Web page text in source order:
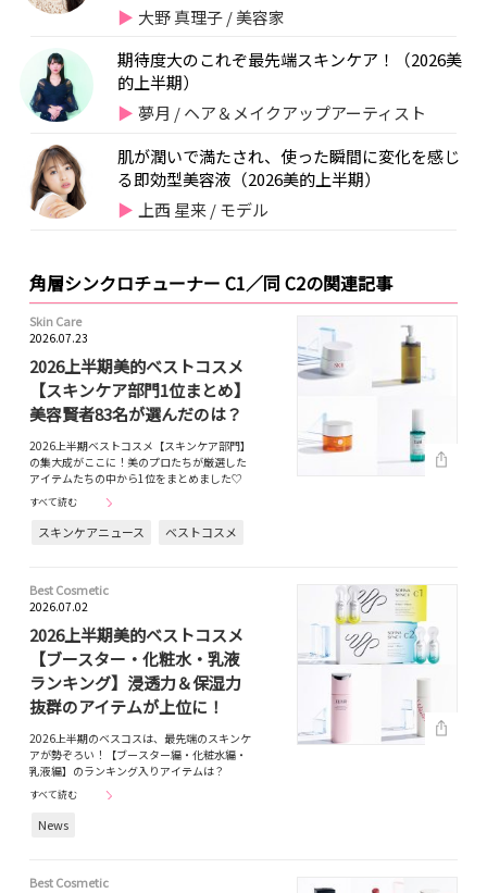
大野 真理子 / 美容家
期待度大のこれぞ最先端スキンケア！（2026美
的上半期）
夢月 / ヘア＆メイクアップアーティスト
肌が潤いで満たされ、使った瞬間に変化を感じ
る即効型美容液（2026美的上半期）
上西 星来 / モデル
角層シンクロチューナー C1／同 C2の関連記事
Skin Care
2026.07.23
2026上半期美的ベストコスメ
【スキンケア部門1位まとめ】
美容賢者83名が選んだのは？
2026上半期ベストコスメ【スキンケア部門】
の集大成がここに！美のプロたちが厳選した
アイテムたちの中から1位をまとめました♡
すべて読む
スキンケアニュース ベストコスメ
Best Cosmetic
2026.07.02
2026上半期美的ベストコスメ
【ブースター・化粧水・乳液
ランキング】浸透力＆保湿力
抜群のアイテムが上位に！
2026上半期のベスコスは、最先端のスキンケ
アが勢ぞろい！【ブースター編・化粧水編・
乳液編】のランキング入りアイテムは？
すべて読む
News
Best Cosmetic